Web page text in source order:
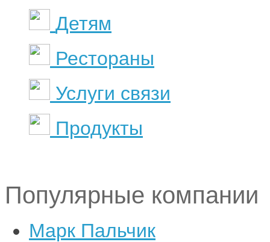
Детям
Рестораны
Услуги связи
Продукты
Популярные компании
Марк Пальчик